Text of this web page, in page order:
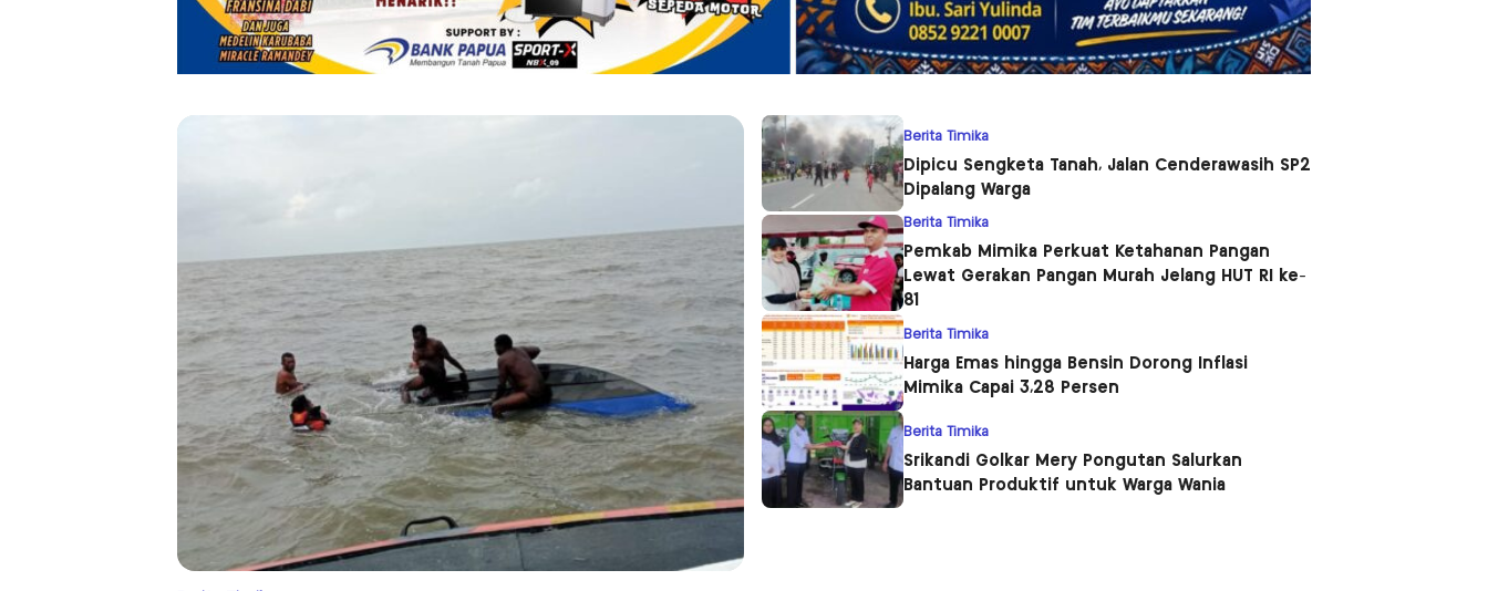
Berita Timika
Dipicu Sengketa Tanah, Jalan Cenderawasih SP2
Dipalang Warga
Berita Timika
Pemkab Mimika Perkuat Ketahanan Pangan
Lewat Gerakan Pangan Murah Jelang HUT RI ke-
81
Berita Timika
Harga Emas hingga Bensin Dorong Inflasi
Mimika Capai 3,28 Persen
Berita Timika
Srikandi Golkar Mery Pongutan Salurkan
Bantuan Produktif untuk Warga Wania